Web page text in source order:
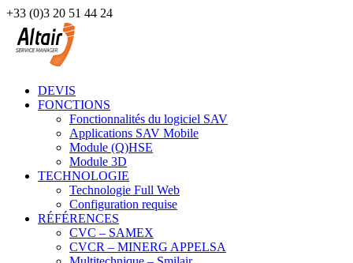
+33 (0)3 20 51 44 24
DEVIS
FONCTIONS
Fonctionnalités du logiciel SAV
Applications SAV Mobile
Module (Q)HSE
Module 3D
TECHNOLOGIE
Technologie Full Web
Configuration requise
RÉFÉRENCES
CVC – SAMEX
CVCR – MINERG APPELSA